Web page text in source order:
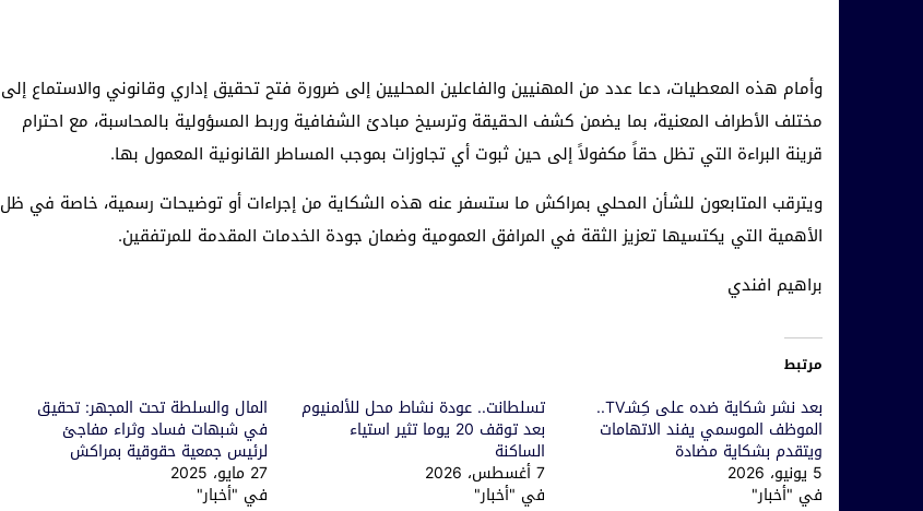
وأمام هذه المعطيات، دعا عدد من المهنيين والفاعلين المحليين إلى ضرورة فتح تحقيق إداري وقانوني والاستماع إلى
مختلف الأطراف المعنية، بما يضمن كشف الحقيقة وترسيخ مبادئ الشفافية وربط المسؤولية بالمحاسبة، مع احترام
قرينة البراءة التي تظل حقاً مكفولاً إلى حين ثبوت أي تجاوزات بموجب المساطر القانونية المعمول بها.
ويترقب المتابعون للشأن المحلي بمراكش ما ستسفر عنه هذه الشكاية من إجراءات أو توضيحات رسمية، خاصة في ظل
الأهمية التي يكتسيها تعزيز الثقة في المرافق العمومية وضمان جودة الخدمات المقدمة للمرتفقين.
براهيم افندي
مرتبط
بعد نشر شكاية ضده على كِشـTV..
الموظف الموسمي يفند الاتهامات
ويتقدم بشكاية مضادة
5 يونيو، 2026
في "أخبار"
تسلطانت.. عودة نشاط محل للألمنيوم
بعد توقف 20 يوما تثير استياء
الساكنة
7 أغسطس، 2026
في "أخبار"
المال والسلطة تحت المجهر: تحقيق
في شبهات فساد وثراء مفاجئ
لرئيس جمعية حقوقية بمراكش
27 مايو، 2025
في "أخبار"